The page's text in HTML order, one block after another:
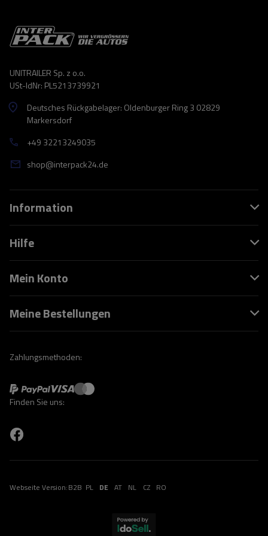
UNITRAILER Sp. z o.o.
USt-IdNr: PL5213739921
Deutsches Rückgabelager: Oldenburger Ring 3 02829
Markersdorf
+49 32213249035
shop@interpack24.de
Information
Hilfe
Mein Konto
Meine Bestellungen
Zahlungsmethoden:
Finden Sie uns:
Webseite Version:B2B PL DE AT NL CZ RO